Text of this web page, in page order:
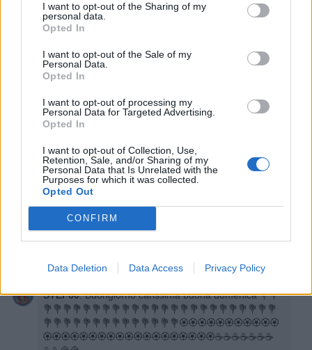
I want to opt-out of the Sharing of my
personal data.
Opted In
I want to opt-out of the Sale of my
Personal Data.
Opted In
I want to opt-out of processing my
Personal Data for Targeted Advertising.
Opted In
I want to opt-out of Collection, Use,
Retention, Sale, and/or Sharing of my
Personal Data that Is Unrelated with the
Purposes for which it was collected.
Opted Out
CONFIRM
Data Deletion Data Access Privacy Policy
ioveramente:Buongiorno e buon pranzo
28 Maggio 2021 alle ore 12:17
· Ti stimo · Rispondi
Maxmari:
28 Maggio 2021 alle ore 12:32
·Ti stimo
Moka :Buongiorno!!😃
3
28 Maggio 2021 alle ore 18:52
·Ti stimo·
Gegia:Buon weekend
3
·Ti stimo·Rispondi
STEF60:Buongiorno carissima buona domenica 💐💐
💐💐💐💐💐💐💐💐💐💐💐💐💐💐💐💐💐💐💐💐💐💐💐💐
💐💐💐💐💐💐💐💐💐💐💐💐💐💐🏵️🏵️🏵️🏵️🏵️🏵️🏵️🏵️🏵️🏵️🏵️
🏵️🏵️🏵️🏵️🏵️🏵️🏵️🏵️🏵️🏵️🏵️🏵️🏵️🏵️🏵️🏵️🏵️🏵️🏵️☕☕☕☕☕☕☕